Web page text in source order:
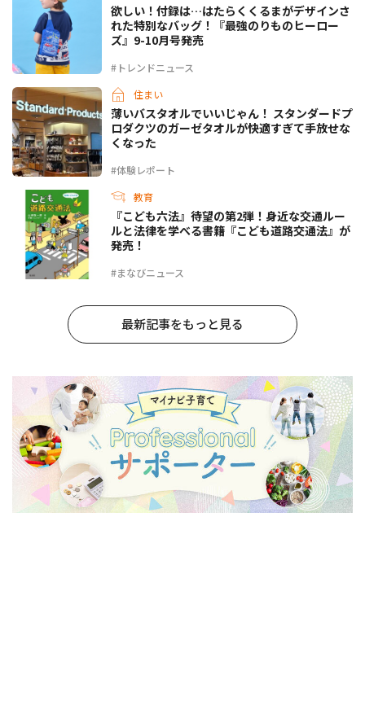
#トレンドニュース
欲しい！付録は…はたらくくるまがデザインさ
れた特別なバッグ！『最強のりものヒーロー
ズ』9-10月号発売
住まい
#体験レポート
薄いバスタオルでいいじゃん！ スタンダードプ
ロダクツのガーゼタオルが快適すぎて手放せな
くなった
教育
#まなびニュース
『こども六法』待望の第2弾！身近な交通ルー
ルと法律を学べる書籍『こども道路交通法』が
発売！
最新記事をもっと見る